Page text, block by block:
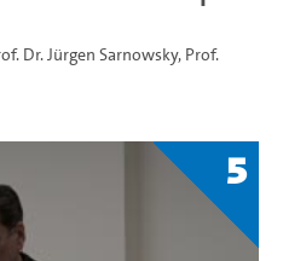
Dr. Jürgen Sarnowsky, Prof.
5